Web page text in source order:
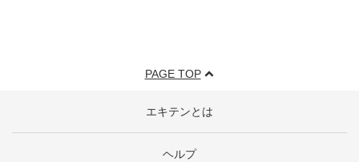
PAGE TOP
エキテンとは
ヘルプ